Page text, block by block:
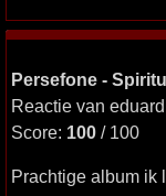
Persefone -
Reactie van
Score: 100 / 100
Prachtige album ik